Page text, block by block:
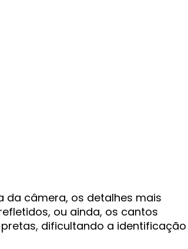
da câmera, os detalhes mais
ou ainda, os cantos
dificultando a identificação